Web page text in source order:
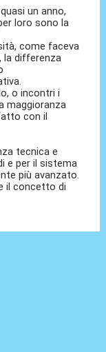
un anno,
loro sono la
come faceva
la differenza
o incontri i
maggioranza
con il
tecnica e
e per il sistema
più avanzato.
il concetto di